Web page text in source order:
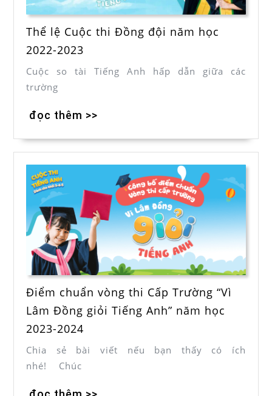
Thể lệ Cuộc thi Đồng đội năm học
2022-2023
Cuộc so tài Tiếng Anh hấp dẫn giữa các
trường
đọc thêm >>
Điểm chuẩn vòng thi Cấp Trường “Vì
Lâm Đồng giỏi Tiếng Anh” năm học
2023-2024
Chia sẻ bài viết nếu bạn thấy có ích
nhé! Chúc